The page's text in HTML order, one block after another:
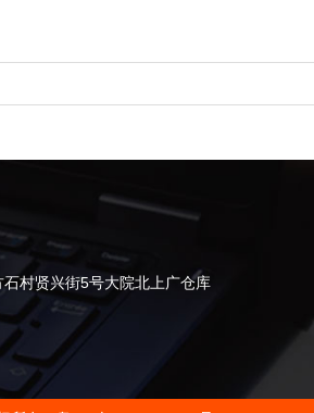
村贤兴街5号大院北上广仓库